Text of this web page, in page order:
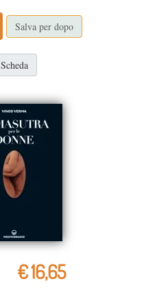
Salva per dopo
Scheda
€ 16,65